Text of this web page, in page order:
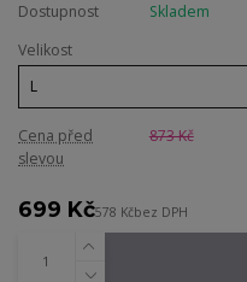
Dostupnost
Skladem
Velikost
Cena před
slevou
873 Kč
699 Kč578 Kčbez DPH